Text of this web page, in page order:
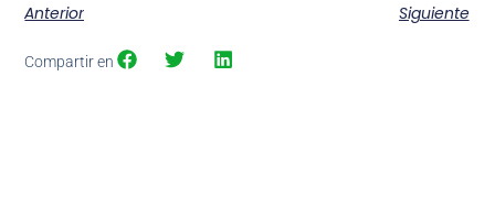
Anterior Siguiente
Compartir en